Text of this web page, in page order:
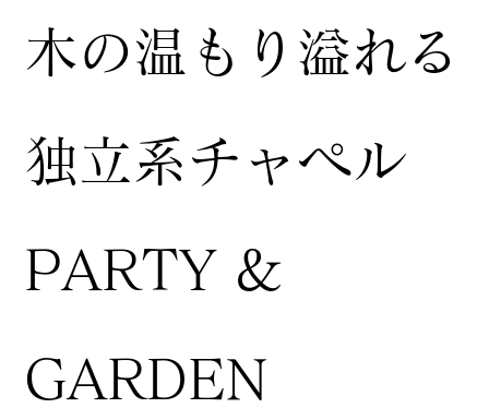
木の温もり溢れる
独立系チャペル
PARTY &
GARDEN